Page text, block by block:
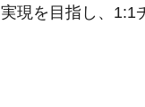
実現を目指し、1:1